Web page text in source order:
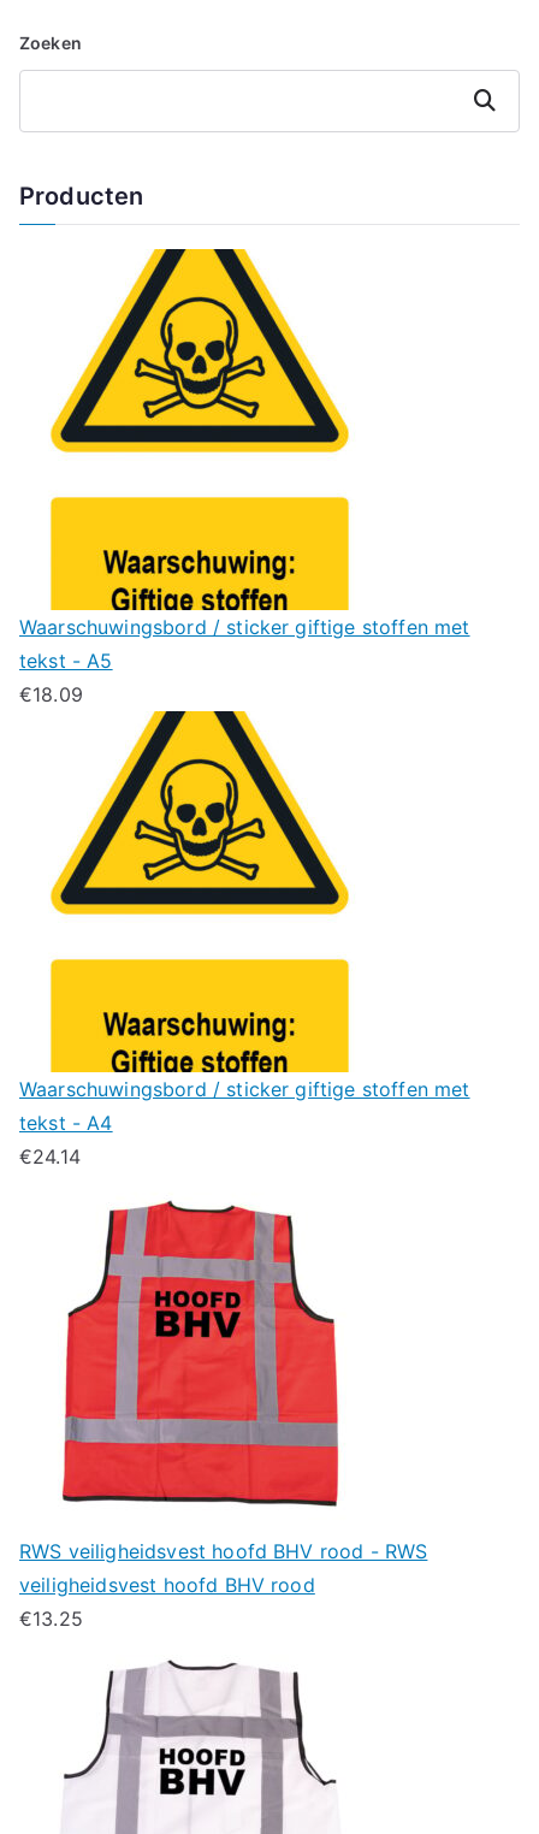
Zoeken
Zoeken
Producten
Waarschuwingsbord / sticker giftige stoffen met
tekst - A5
€18.09
Waarschuwingsbord / sticker giftige stoffen met
tekst - A4
€24.14
RWS veiligheidsvest hoofd BHV rood - RWS
veiligheidsvest hoofd BHV rood
€13.25